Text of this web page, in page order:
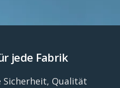
jede Fabrik
Sicherheit, Qualität